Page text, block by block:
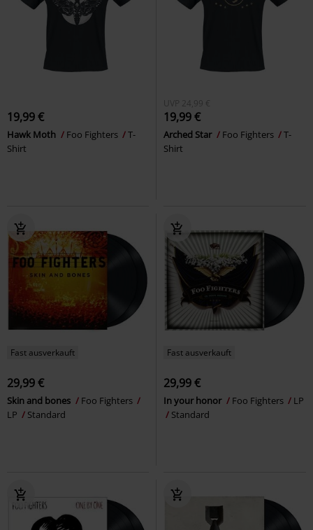
19,99 €
Hawk Moth Foo Fighters
T-
Shirt
UVP 24,99 €
19,99 €
Arched Star Foo Fighters
T-
Shirt
Fast ausverkauft
29,99 €
Skin and bones
Foo Fighters
LP
Standard
Fast ausverkauft
29,99 €
In your honor Foo Fighters
LP
Standard